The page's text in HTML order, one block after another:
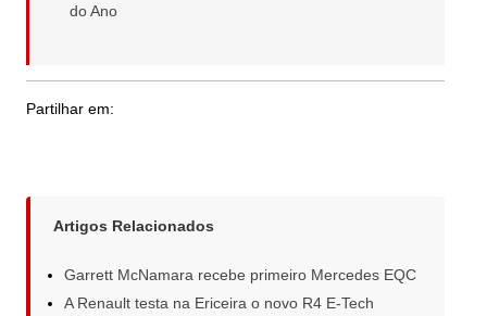
do Ano
Partilhar em:
Artigos Relacionados
Garrett McNamara recebe primeiro Mercedes EQC
A Renault testa na Ericeira o novo R4 E-Tech